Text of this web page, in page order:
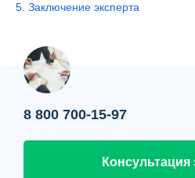
Вопрос-ответ
5. Заключение эксперта
8 800 700-15-97
Консультация